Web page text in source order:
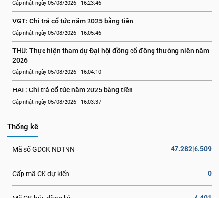
Cập nhật ngày 05/08/2026 - 16:23:46
VGT: Chi trả cổ tức năm 2025 bằng tiền
Cập nhật ngày 05/08/2026 - 16:05:46
THU: Thực hiện tham dự Đại hội đồng cổ đông thường niên năm
2026
Cập nhật ngày 05/08/2026 - 16:04:10
HAT: Chi trả cổ tức năm 2025 bằng tiền
Cập nhật ngày 05/08/2026 - 16:03:37
Thống kê
Mã số GDCK NĐTNN 47.282|6.509
Cấp mã CK dự kiến 0